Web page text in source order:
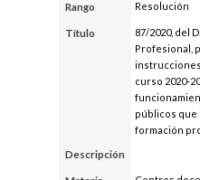
Rango Resolución
Título
87/2020, del
Profesional,
instrucciones
curso 2020-
públicos que
formación
Descripción